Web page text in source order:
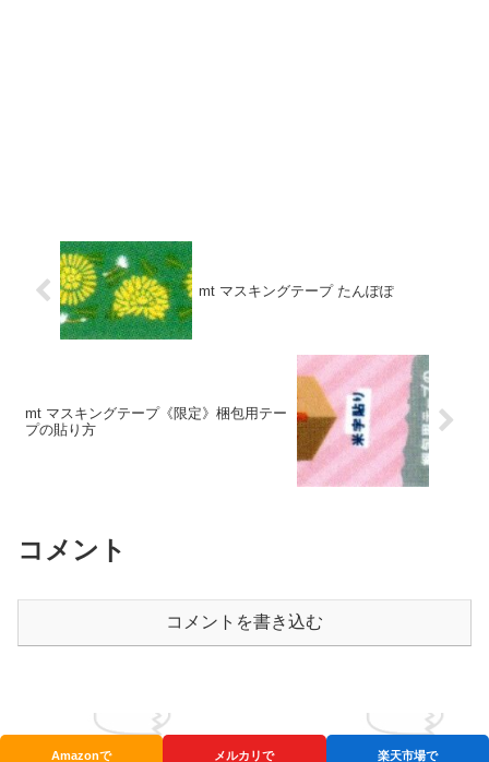
mt マスキングテープ たんぽぽ
mt マスキングテープ《限定》梱包用テー
プの貼り方
コメント
コメントを書き込む
Amazonで
メルカリで
楽天市場で